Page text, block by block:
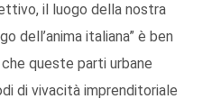
il luogo della nostra
dell’anima italiana” è ben
queste parti urbane
di vivacità imprenditoriale